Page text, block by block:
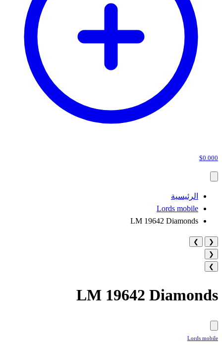
$0.000
الرئيسية
Lords mobile
LM 19642 Diamonds
❮
❯
❮
❯
LM 19642 Diamonds
Lords mobile